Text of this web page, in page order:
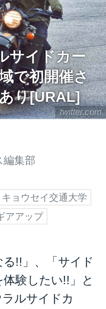
twitter.com
サイドカー
で初開催さ
り[URAL]
編集部
キョウセイ交通大学
アアップ
る!!」、「サイド
験したい!!」と
ルサイドカ